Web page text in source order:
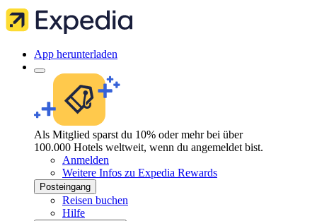
App herunterladen
Als Mitglied sparst du 10% oder mehr bei über
100.000 Hotels weltweit, wenn du angemeldet bist.
Anmelden
Weitere Infos zu Expedia Rewards
Posteingang
Reisen buchen
Hilfe